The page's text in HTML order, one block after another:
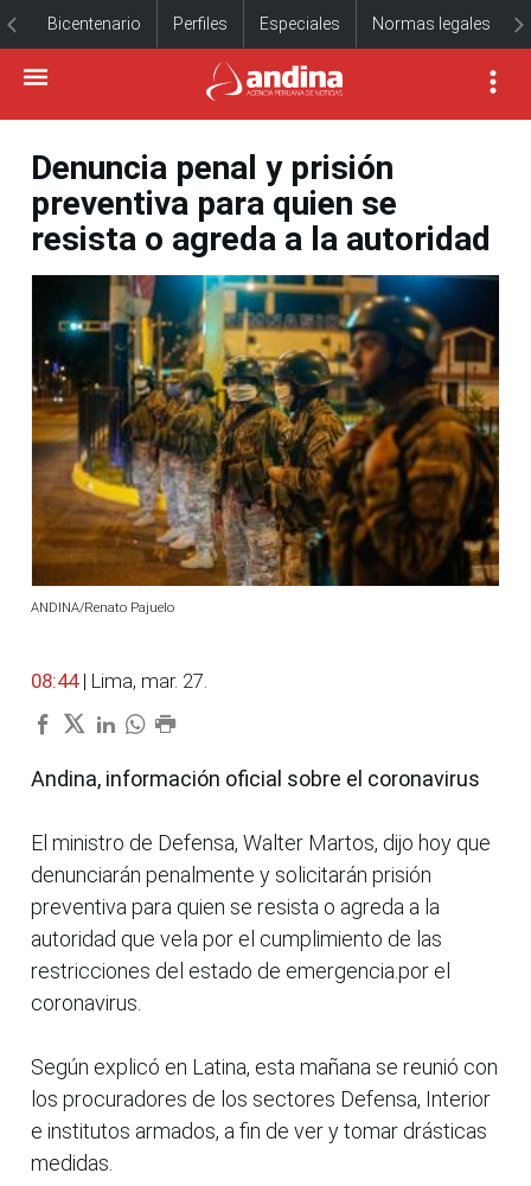
Bicentenario Perfiles Especiales Normas legales
Denuncia penal y prisión
preventiva para quien se
resista o agreda a la autoridad
ANDINA/Renato Pajuelo
08:44 | Lima, mar. 27.
Andina, información oficial sobre el coronavirus
El ministro de Defensa, Walter Martos, dijo hoy que
denunciarán penalmente y solicitarán prisión
preventiva para quien se resista o agreda a la
autoridad que vela por el cumplimiento de las
restricciones del estado de emergencia.por el
coronavirus.
Según explicó en Latina, esta mañana se reunió con
los procuradores de los sectores Defensa, Interior
e institutos armados, a fin de ver y tomar drásticas
medidas.